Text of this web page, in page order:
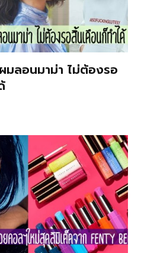
มลอนมาม่า ไม่ต้องรอ